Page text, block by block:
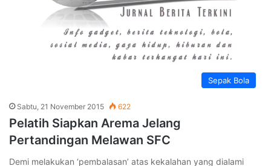
Sepak Bola
Sabtu, 21 November 2015 622
Pelatih Siapkan Arema Jelang
Pertandingan Melawan SFC
Demi melakukan ‘pembalasan’ atas kekalahan yang dialami